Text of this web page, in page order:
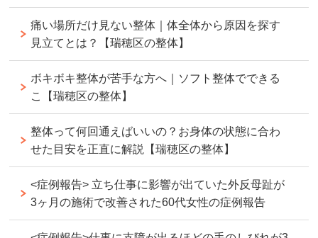
痛い場所だけ見ない整体｜体全体から原因を探す
見立てとは？【瑞穂区の整体】
ボキボキ整体が苦手な方へ｜ソフト整体でできる
こ【瑞穂区の整体】
整体って何回通えばいいの？お身体の状態に合わ
せた目安を正直に解説【瑞穂区の整体】
<症例報告> 立ち仕事に影響が出ていた外反母趾が
3ヶ月の施術で改善された60代女性の症例報告